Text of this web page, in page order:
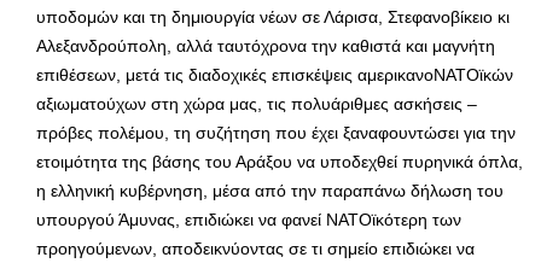
υποδομών και τη δημιουργία νέων σε Λάρισα, Στεφανοβίκειο κι
Αλεξανδρούπολη, αλλά ταυτόχρονα την καθιστά και μαγνήτη
επιθέσεων, μετά τις διαδοχικές επισκέψεις αμερικανοΝΑΤΟϊκών
αξιωματούχων στη χώρα μας, τις πολυάριθμες ασκήσεις –
πρόβες πολέμου, τη συζήτηση που έχει ξαναφουντώσει για την
ετοιμότητα της βάσης του Αράξου να υποδεχθεί πυρηνικά όπλα,
η ελληνική κυβέρνηση, μέσα από την παραπάνω δήλωση του
υπουργού Άμυνας, επιδιώκει να φανεί ΝΑΤΟϊκότερη των
προηγούμενων, αποδεικνύοντας σε τι σημείο επιδιώκει να